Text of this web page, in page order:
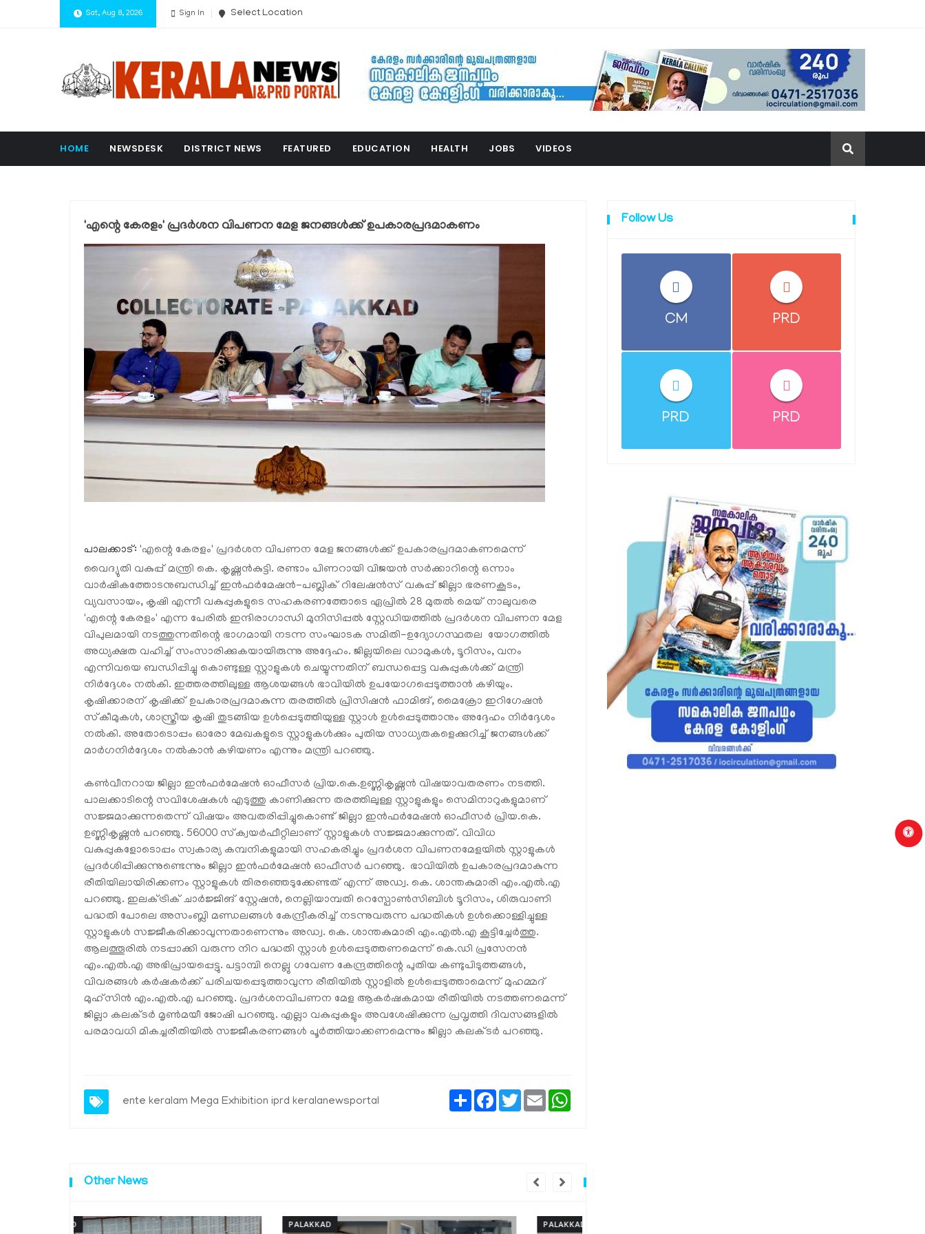
Sat, Aug 8, 2026 Sign In Select Location
HOME NEWSDESK DISTRICT NEWS FEATURED EDUCATION HEALTH JOBS VIDEOS
'എന്റെ കേരളം' പ്രദര്‍ശന വിപണന മേള ജനങ്ങള്‍ക്ക് ഉപകാരപ്രദമാകണം
പാലക്കാട്‌: 'എന്റെ കേരളം' പ്രദര്‍ശന വിപണന മേള ജനങ്ങള്‍ക്ക് ഉപകാരപ്രദമാകണമെന്ന്
വൈദ്യുതി വകുപ്പ് മന്ത്രി കെ. കൃഷ്ണന്‍കുട്ടി. രണ്ടാം പിണറായി വിജയന്‍ സര്‍ക്കാറിന്റെ ഒന്നാം
വാര്‍ഷികത്തോടനുബന്ധിച്ച് ഇന്‍ഫര്‍മേഷന്‍-പബ്ലിക് റിലേഷന്‍സ് വകുപ്പ് ജില്ലാ ഭരണകൂടം,
വ്യവസായം, കൃഷി എന്നീ വകുപ്പുകളുടെ സഹകരണത്തോടെ ഏപ്രില്‍ 28 മുതല്‍ മെയ് നാലുവരെ
'എന്റെ കേരളം' എന്ന പേരില്‍ ഇന്ദിരാഗാന്ധി മുനിസിപ്പല്‍ സ്റ്റേഡിയത്തില്‍ പ്രദര്‍ശന വിപണന മേള
വിപുലമായി നടത്തുന്നതിന്റെ ഭാഗമായി നടന്ന സംഘാടക സമിതി-ഉദ്യോഗസ്ഥതല യോഗത്തില്‍
അധ്യക്ഷത വഹിച്ച് സംസാരിക്കുകയായിരുന്നു അദ്ദേഹം. ജില്ലയിലെ ഡാമുകള്‍, ടൂറിസം, വനം
എന്നിവയെ ബന്ധിപ്പിച്ചു കൊണ്ടുള്ള സ്റ്റാളുകള്‍ ചെയ്യുന്നതിന് ബന്ധപ്പെട്ട വകുപ്പുകള്‍ക്ക് മന്ത്രി
നിര്‍ദ്ദേശം നല്‍കി. ഇത്തരത്തിലുള്ള ആശയങ്ങള്‍ ഭാവിയില്‍ ഉപയോഗപ്പെടുത്താന്‍ കഴിയും.
കൃഷിക്കാരന് കൃഷിക്ക് ഉപകാരപ്രദമാകുന്ന തരത്തില്‍ പ്രിസിഷന്‍ ഫാമിങ്, മൈക്രോ ഇറിഗേഷന്‍
സ്‌കീമുകള്‍, ശാസ്ത്രീയ കൃഷി തുടങ്ങിയ ഉള്‍പ്പെടുത്തിയുള്ള സ്റ്റാള്‍ ഉള്‍പ്പെടുത്താനും അദ്ദേഹം നിര്‍ദ്ദേശം
നല്‍കി. അതോടൊപ്പം ഓരോ മേഖകളുടെ സ്റ്റാളുകള്‍ക്കും പുതിയ സാധ്യതകളെക്കുറിച്ച് ജനങ്ങള്‍ക്ക്
മാര്‍ഗനിര്‍ദ്ദേശം നല്‍കാന്‍ കഴിയണം എന്നും മന്ത്രി പറഞ്ഞു.
കണ്‍വീനറായ ജില്ലാ ഇന്‍ഫര്‍മേഷന്‍ ഓഫീസര്‍ പ്രിയ.കെ.ഉണ്ണികൃഷ്ണന്‍ വിഷയാവതരണം നടത്തി.
പാലക്കാടിന്റെ സവിശേഷകള്‍ എടുത്തു കാണിക്കുന്ന തരത്തിലുള്ള സ്റ്റാളുകളും സെമിനാറുകളുമാണ്
സജ്ജമാക്കുന്നതെന്ന് വിഷയം അവതരിപ്പിച്ചുകൊണ്ട് ജില്ലാ ഇന്‍ഫര്‍മേഷന്‍ ഓഫീസര്‍ പ്രിയ.കെ.
ഉണ്ണികൃഷ്ണന്‍ പറഞ്ഞു. 56000 സ്‌ക്വയര്‍ഫീറ്റിലാണ് സ്റ്റാളുകള്‍ സജ്ജമാക്കുന്നത്. വിവിധ
വകുപ്പുകളോടൊപ്പം സ്വകാര്യ കമ്പനികളുമായി സഹകരിച്ചും പ്രദര്‍ശന വിപണനമേളയില്‍ സ്റ്റാളുകള്‍
പ്രദര്‍ശിപ്പിക്കുന്നുണ്ടെന്നും ജില്ലാ ഇന്‍ഫര്‍മേഷന്‍ ഓഫീസര്‍ പറഞ്ഞു. ഭാവിയില്‍ ഉപകാരപ്രദമാകുന്ന
രീതിയിലായിരിക്കണം സ്റ്റാളുകള്‍ തിരഞ്ഞെടുക്കേണ്ടത് എന്ന് അഡ്വ. കെ. ശാന്തകുമാരി എം.എല്‍.എ
പറഞ്ഞു. ഇലക്ട്രിക് ചാര്‍ജ്ജിങ് സ്റ്റേഷന്‍, നെല്ലിയാമ്പതി റെസ്പോണ്‍സിബിള്‍ ടൂറിസം, ശിരുവാണി
പദ്ധതി പോലെ അസംബ്ലി മണ്ഡലങ്ങള്‍ കേന്ദ്രീകരിച്ച് നടന്നുവരുന്ന പദ്ധതികള്‍ ഉള്‍ക്കൊള്ളിച്ചുള്ള
സ്റ്റാളുകള്‍ സജ്ജീകരിക്കാവുന്നതാണെന്നും അഡ്വ. കെ. ശാന്തകുമാരി എം.എല്‍.എ കൂട്ടിച്ചേര്‍ത്തു.
ആലത്തൂരില്‍ നടപ്പാക്കി വരുന്ന നിറ പദ്ധതി സ്റ്റാള്‍ ഉള്‍പ്പെടുത്തണമെന്ന് കെ.ഡി പ്രസേനന്‍
എം.എല്‍.എ അഭിപ്രായപ്പെട്ടു. പട്ടാമ്പി നെല്ലു ഗവേണ കേന്ദ്രത്തിന്റെ പുതിയ കണ്ടുപിടുത്തങ്ങള്‍,
വിവരങ്ങള്‍ കര്‍ഷകര്‍ക്ക് പരിചയപ്പെടുത്താവുന്ന രീതിയില്‍ സ്റ്റാളില്‍ ഉള്‍പ്പെടുത്താമെന്ന് മുഹമ്മദ്
മുഹ്സിന്‍ എം.എല്‍.എ പറഞ്ഞു. പ്രദര്‍ശനവിപണന മേള ആകര്‍ഷകമായ രീതിയില്‍ നടത്തണമെന്ന്
ജില്ലാ കലക്ടര്‍ മൃണ്‍മയീ ജോഷി പറഞ്ഞു. എല്ലാ വകുപ്പുകളും അവശേഷിക്കുന്ന പ്രവൃത്തി ദിവസങ്ങളില്‍
പരമാവധി മികച്ചരീതിയില്‍ സജ്ജീകരണങ്ങള്‍ പൂര്‍ത്തിയാക്കണമെന്നും ജില്ലാ കലക്ടര്‍ പറഞ്ഞു.
ente keralam Mega Exhibition iprd keralanewsportal
ShareFacebook
TwitterEmail
Other News
PALAKKAD PALAKKAD
Follow Us
CM PRD
PRD PRD